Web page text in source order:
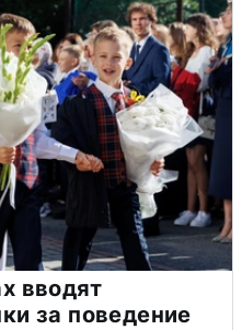
вводят
за поведение